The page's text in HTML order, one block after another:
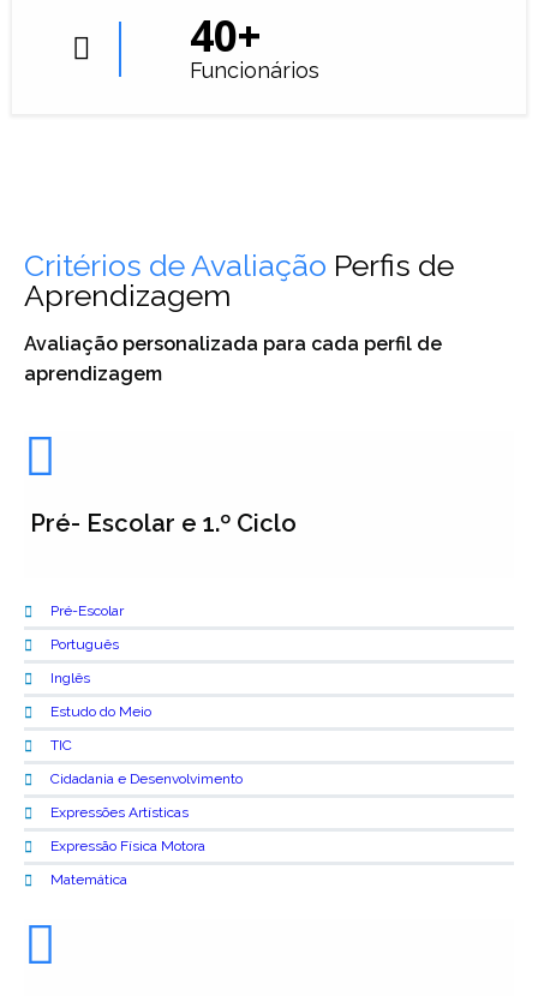
40+
Funcionários
Critérios de Avaliação Perfis de
Aprendizagem
Avaliação personalizada para cada perfil de
aprendizagem
Pré- Escolar e 1.º Ciclo
Pré-Escolar
Português
Inglês
Estudo do Meio
TIC
Cidadania e Desenvolvimento
Expressões Artísticas
Expressão Física Motora
Matemática